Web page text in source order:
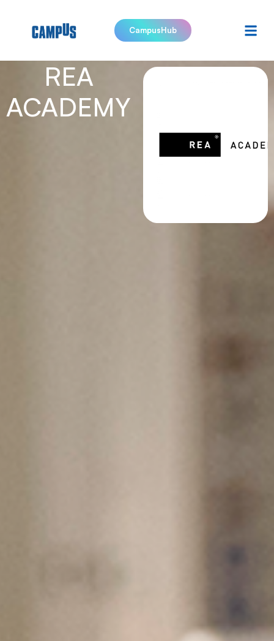
CampusHub
REA
ACADEMY